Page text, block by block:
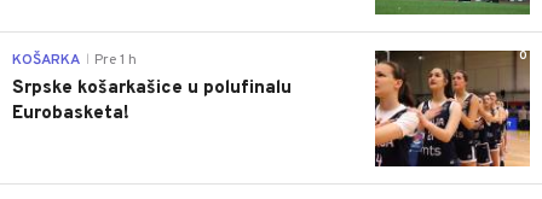
0
KOŠARKA Pre 1 h
Srpske košarkašice u polufinalu
Eurobasketa!